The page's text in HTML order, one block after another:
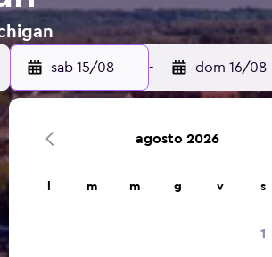
sab 15/08 - dom 16/08
agosto 2026
m m g v s
1